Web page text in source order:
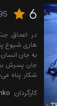
6
در اعماق
هاری شیوع
به جان
جان پسرش
شکار پناه
محلی باید
نرم کنند:
کارگردان